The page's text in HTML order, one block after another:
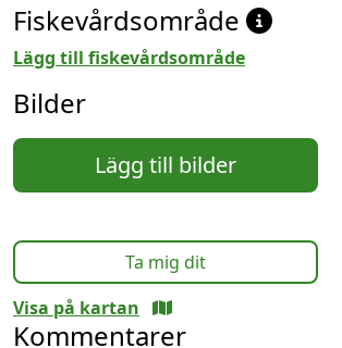
Fiskevårdsområde
Lägg till fiskevårdsområde
Bilder
Lägg till bilder
Ta mig dit
Visa på kartan
Kommentarer